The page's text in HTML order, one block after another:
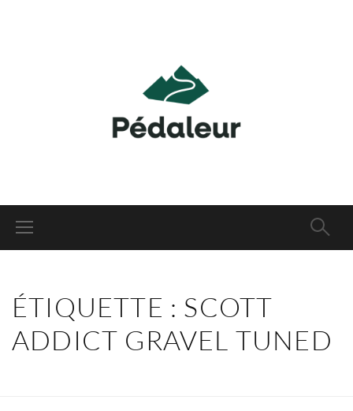
ÉTIQUETTE : SCOTT
ADDICT GRAVEL TUNED